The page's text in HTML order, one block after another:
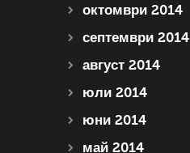
октомври 2014
септември 2014
август 2014
юли 2014
юни 2014
май 2014